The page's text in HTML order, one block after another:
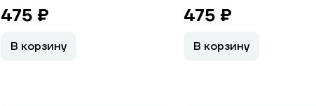
475 ₽
В корзину
475 ₽
В корзину